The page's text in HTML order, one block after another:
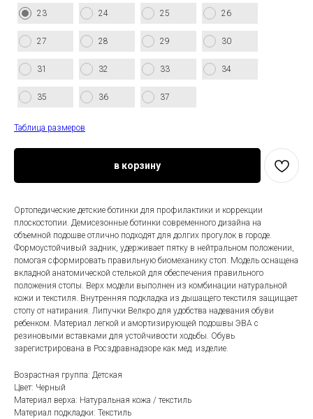
23 24 25 26
27 28 29 30
31 32 33 34
35 36 37
Таблица размеров
в корзину
Ортопедические детские ботинки для профилактики и коррекции
плоскостопии. Демисезонные ботинки современного дизайна на
объемной подошве отлично подходят для долгих прогулок в городе.
Формоустойчивый задник, удерживает пятку в нейтральном положении,
помогая сформировать правильную биомеханику стоп. Модель оснащена
вкладной анатомической стелькой для обеспечения правильного
положения стопы. Верх модели выполнен из комбинации натуральной
кожи и текстиля. Внутренняя подкладка из дышащего текстиля защищает
стопу от натирания. Липучки Велкро для удобства надевания обуви
ребенком. Материал легкой и амортизирующей подошвы ЭВА с
резиновыми вставками для устойчивости ходьбы. Обувь
зарегистрирована в Росздравнадзоре как мед. изделие.
Возрастная группа: Детская
Цвет: Черный
Материал верха: Натуральная кожа / текстиль
Материал подкладки: Текстиль